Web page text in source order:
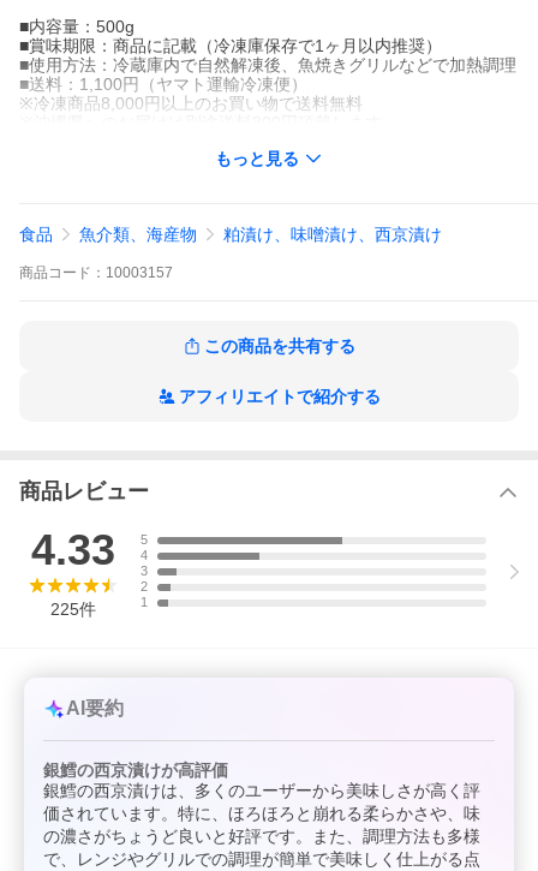
■内容量：500g
■賞味期限：商品に記載（冷凍庫保存で1ヶ月以内推奨）
■使用方法：冷蔵庫内で自然解凍後、魚焼きグリルなどで加熱調理
■送料：1,100円（ヤマト運輸冷凍便）
※冷凍商品8,000円以上のお買い物で送料無料
料、ぶどう糖果糖液糖、酒粕、砂糖／酒精
〇骨や皮の多く付く、形や大きさ不揃いの「訳あり品」となりま
〇本製品製造工場ではサケ、サバ、イカ、カニ、小麦、乳製品を
もっと見る
食品 魚介類、海産物 粕漬け、味噌漬け、西京漬け
商品 コード： 10003157
この商品を共有する
アフィリエイトで紹介する
商品レビュー
4.33
225件
5
4
3
2
1
AI要約
銀鱈の西京漬けが高評価
銀鱈の西京漬けは、多くのユーザーから美味しさが高く評
価されています。特に、ほろほろと崩れる柔らかさや、味
の濃さがちょうど良いと好評です。また、調理方法も多様
で、レンジやグリルでの調理が簡単で美味しく仕上がる点